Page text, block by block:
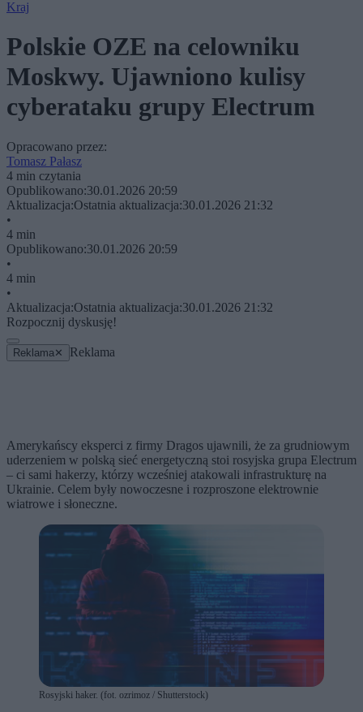
Kraj
Polskie OZE na celowniku
Moskwy. Ujawniono kulisy
cyberataku grupy Electrum
Opracowano przez:
Tomasz Pałasz
4 min czytania
Opublikowano:30.01.2026 20:59
Aktualizacja:Ostatnia aktualizacja:30.01.2026 21:32
•
4 min
Opublikowano:30.01.2026 20:59
•
4 min
•
Aktualizacja:Ostatnia aktualizacja:30.01.2026 21:32
Rozpocznij dyskusję!
Reklama ✕ Reklama
Amerykańscy eksperci z firmy Dragos ujawnili, że za grudniowym
uderzeniem w polską sieć energetyczną stoi rosyjska grupa Electrum
– ci sami hakerzy, którzy wcześniej atakowali infrastrukturę na
Ukrainie. Celem były nowoczesne i rozproszone elektrownie
wiatrowe i słoneczne.
Rosyjski haker. (fot. ozrimoz / Shutterstock)